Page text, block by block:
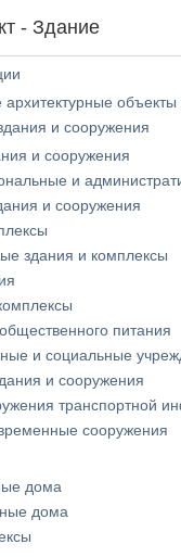
- Здание
объекты
и сооружения
и сооружения
и
и сооружения
здания и комплексы
питания
и социальные
и сооружения
транспортной
сооружения
дома
дома